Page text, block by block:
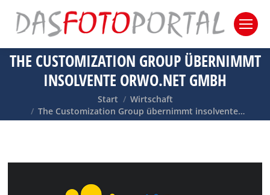
THE CUSTOMIZATION GROUP ÜBERNIMMT
INSOLVENTE ORWO.NET GMBH
Sie befinden sich hier:
Start
Wirtschaft
The Customization Group übernimmt insolvente…